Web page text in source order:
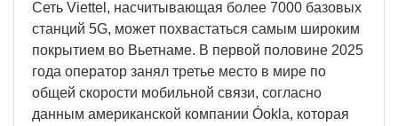
Сеть Viettel, насчитывающая более 7000 базовых
станций 5G, может похвастаться самым широким
покрытием во Вьетнаме. В первой половине 2025
года оператор занял третье место в мире по
общей скорости мобильной связи, согласно
данным американской компании Óokla, которая